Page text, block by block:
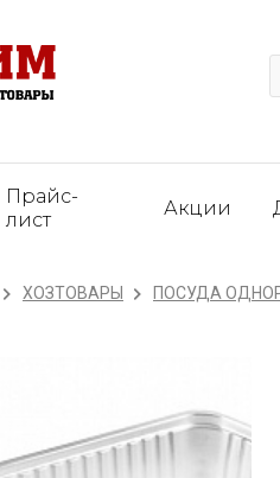
Прайс-
лист
Акции
ХОЗТОВАРЫ ПОСУДА